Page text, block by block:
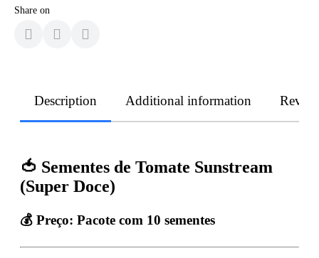
Share on
Description Additional information
🍅 Sementes de Tomate Sunstream
(Super Doce)
💰 Preço: Pacote com 10 sementes